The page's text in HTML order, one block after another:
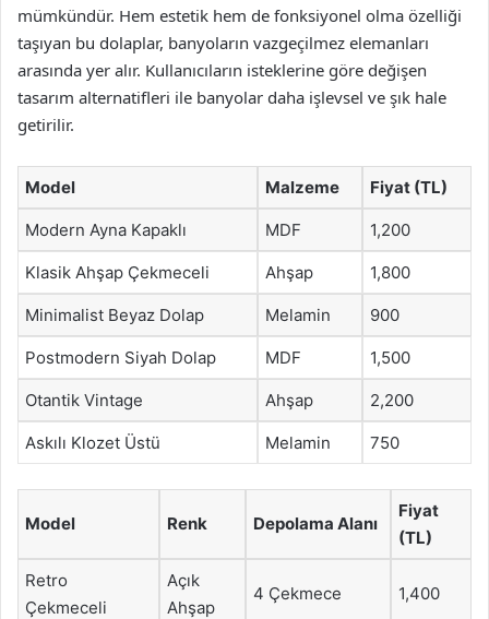
mümkündür. Hem estetik hem de fonksiyonel olma özelliği
taşıyan bu dolaplar, banyoların vazgeçilmez elemanları
arasında yer alır. Kullanıcıların isteklerine göre değişen
tasarım alternatifleri ile banyolar daha işlevsel ve şık hale
getirilir.
Model Malzeme Fiyat (TL)
Modern Ayna Kapaklı MDF 1,200
Klasik Ahşap Çekmeceli Ahşap 1,800
Minimalist Beyaz Dolap Melamin 900
Postmodern Siyah Dolap MDF 1,500
Otantik Vintage Ahşap 2,200
Askılı Klozet Üstü Melamin 750
Model Renk Depolama Alanı
Fiyat
(TL)
Retro
Çekmeceli
Açık
Ahşap
4 Çekmece 1,400